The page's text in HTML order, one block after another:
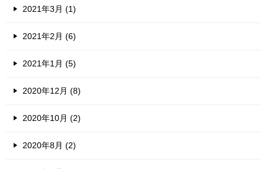
2021年3月 (1)
2021年2月 (6)
2021年1月 (5)
2020年12月 (8)
2020年10月 (2)
2020年8月 (2)